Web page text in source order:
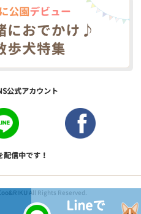
Lineで
公式アカウント
信中です！
All Rights Reserved.